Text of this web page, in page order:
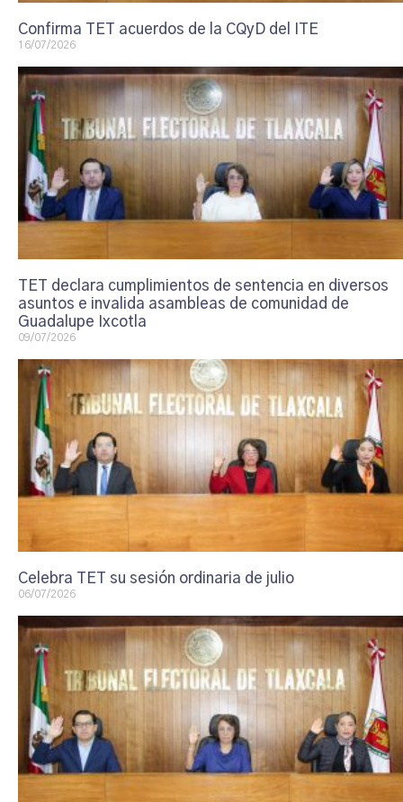
Confirma TET acuerdos de la CQyD del ITE
16/07/2026
TET declara cumplimientos de sentencia en diversos
asuntos e invalida asambleas de comunidad de
Guadalupe Ixcotla
09/07/2026
Celebra TET su sesión ordinaria de julio
06/07/2026